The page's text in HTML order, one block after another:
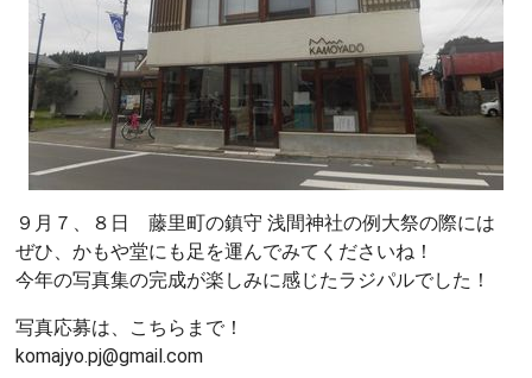
９月７、８日 藤里町の鎮守 浅間神社の例大祭の際には
ぜひ、かもや堂にも足を運んでみてくださいね！
今年の写真集の完成が楽しみに感じたラジパルでした！
写真応募は、こちらまで！
komajyo.pj@gmail.com